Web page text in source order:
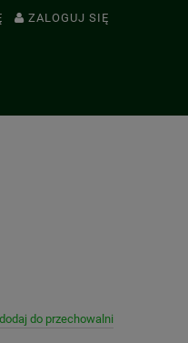
ZALOGUJ SIĘ
dodaj do przechowalni